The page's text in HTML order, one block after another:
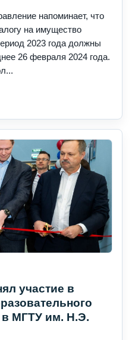
напоминает, что
на имущество
2023 года должны
26 февраля 2024 года.
участие в
МГТУ им. Н.Э.